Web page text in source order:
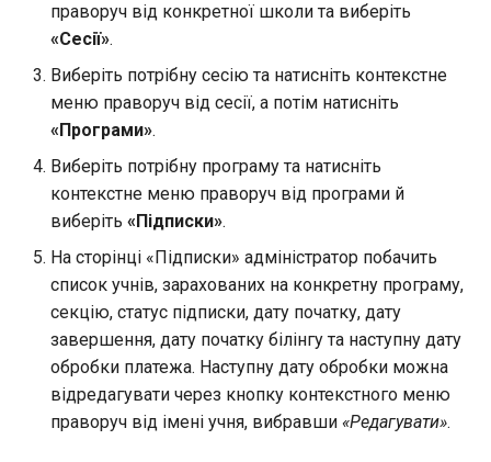
праворуч від конкретної школи та виберіть
«Сесії».
Виберіть потрібну сесію та натисніть контекстне
меню праворуч від сесії, а потім натисніть
«Програми».
Виберіть потрібну програму та натисніть
контекстне меню праворуч від програми й
виберіть «Підписки».
На сторінці «Підписки» адміністратор побачить
список учнів, зарахованих на конкретну програму,
секцію, статус підписки, дату початку, дату
завершення, дату початку білінгу та наступну дату
обробки платежа. Наступну дату обробки можна
відредагувати через кнопку контекстного меню
праворуч від імені учня, вибравши «Редагувати».